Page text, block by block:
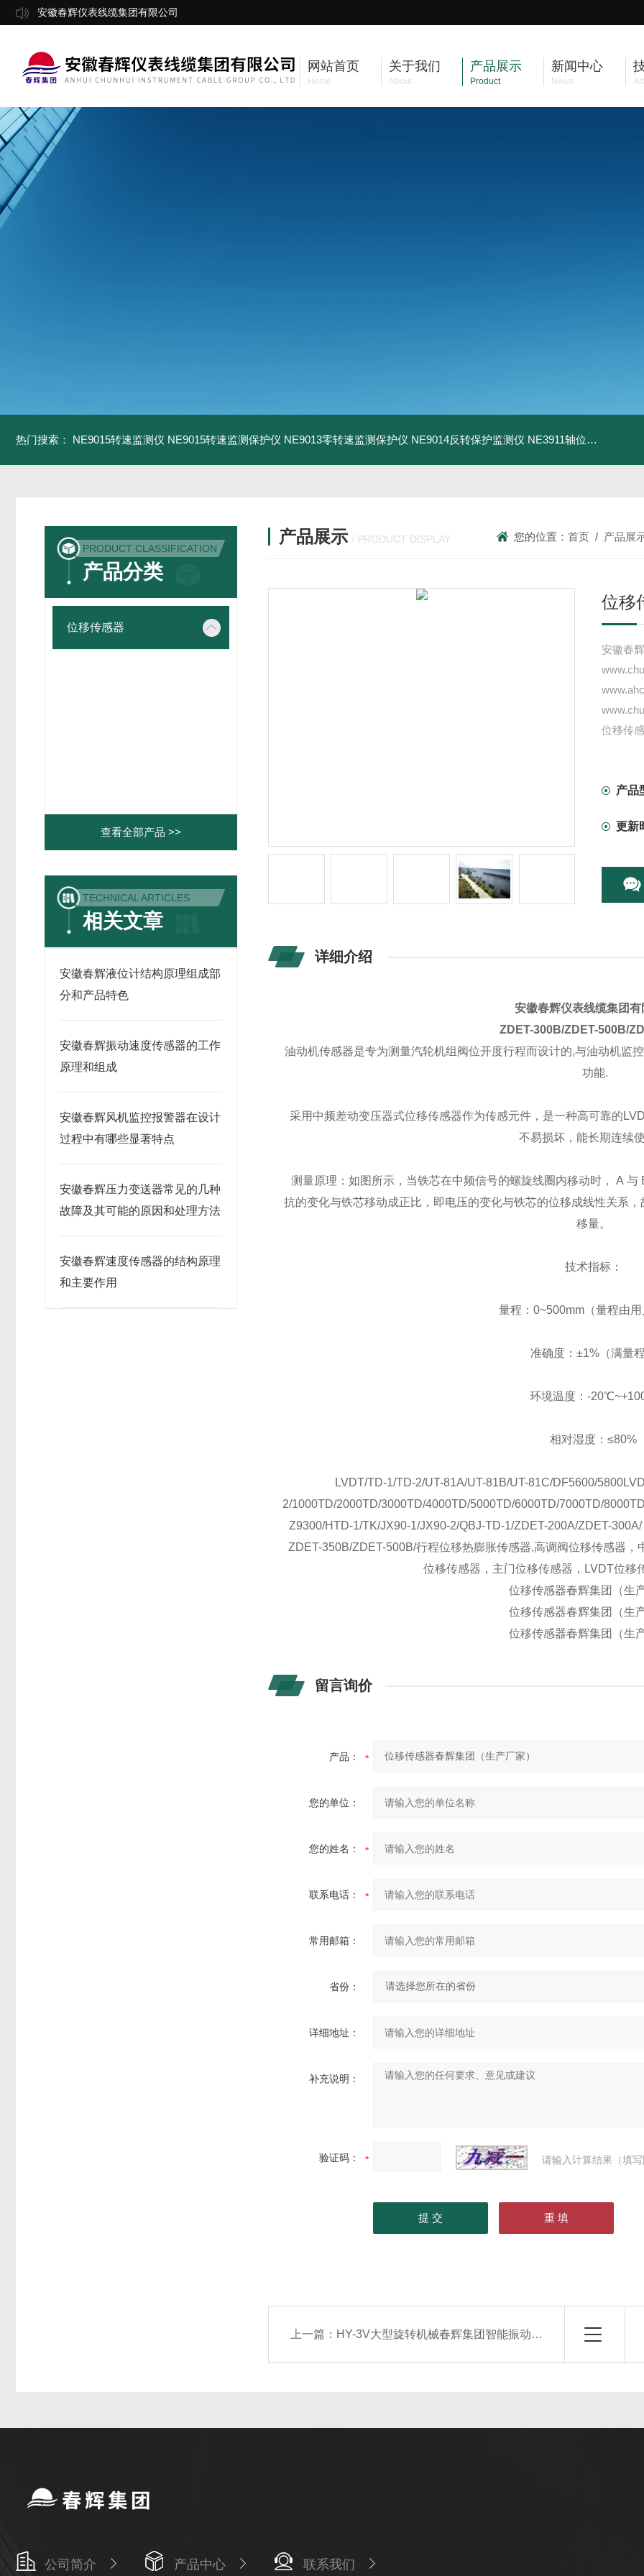
安徽春辉仪表线缆集团有限公司
网站首页
Home
关于我们
About
产品展示
Product
新闻中心
News
热门搜索： NE9015转速监测仪 NE9015转速监测保护仪 NE9013零转速监测保护仪 NE9014反转保护监测仪 NE3911轴位移变送器
PRODUCT CLASSIFICATION
产品分类
位移传感器
查看全部产品 >>
TECHNICAL ARTICLES
相关文章
安徽春辉液位计结构原理组成部
分和产品特色
安徽春辉振动速度传感器的工作
原理和组成
安徽春辉风机监控报警器在设计
过程中有哪些显著特点
安徽春辉压力变送器常见的几种
故障及其可能的原因和处理方法
安徽春辉速度传感器的结构原理
和主要作用
产品展示 / PRODUCT DISPLAY 您的位置：首页 / 产品展
位移
安徽春
位移传
振动速
产品
更新
详细介绍
安徽春辉仪表线缆集团有
ZDET-300B/ZDET-500B/
油动机传感器是专为测量汽轮机组阀位开度行程而设计的,与油动机监
功能.
采用中频差动变压器式位移传感器作为传感元件，是一种高可靠的
不易损坏，能长期连续
测量原理：如图所示，当铁芯在中频信号的螺旋线圈内移动时， A
抗的变化与铁芯移动成正比，即电压的变化与铁芯的位移成线性关系
移量。
技术指标：
量程：0~500mm（量程由用
准确度：±1%（满量
环境温度：-
相对湿度：≤80%
LVDT/TD-1/TD-2/UT-81A/UT-81B/UT-81C/DF5600/
2/1000TD/2000TD/3000TD/4000TD/5000TD/6000TD/7000TD/
Z9300/HTD-1/TK/JX90-1/JX90-2/QBJ-TD-1/ZDET-200A/ZDET-
ZDET-350B/ZDET-500B/行程位移热膨胀传感器,高调阀位移传感器
位移传感器，主门位移传感器，LVDT位移
位移传感器春辉集团（生
位移传感器春辉集团（生
位移传感器春辉集团（生
留言询价
产品：
您的单位：
您的姓名：
联系电话：
常用邮箱：
省份：
详细地址：
补充说明：
验证码： 请输入计算结果（填
上一篇： HY-3V大型旋转机械春辉集团智能振动监控保护仪（生产厂家）
公司简介 产品中心 联系我们